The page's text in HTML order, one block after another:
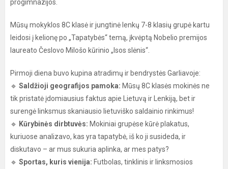
progimnazijos.
Mūsų mokyklos 8C klasė ir jungtinė lenkų 7-8 klasių grupė kartu
leidosi į kelionę po „Tapatybės“ temą, įkvėptą Nobelio premijos
laureato Česlovo Milošo kūrinio „Isos slėnis“.
Pirmoji diena buvo kupina atradimų ir bendrystės Garliavoje:
🔹 Saldžioji geografijos pamoka: Mūsų 8C klasės mokinės ne
tik pristatė įdomiausius faktus apie Lietuvą ir Lenkiją, bet ir
surengė linksmus skaniausio lietuviško saldainio rinkimus!
🔹 Kūrybinės dirbtuvės: Mokiniai grupėse kūrė plakatus,
kuriuose analizavo, kas yra tapatybė, iš ko ji susideda, ir
diskutavo – ar mus sukuria aplinka, ar mes patys?
🔹 Sportas, kuris vienija: Futbolas, tinklinis ir linksmosios